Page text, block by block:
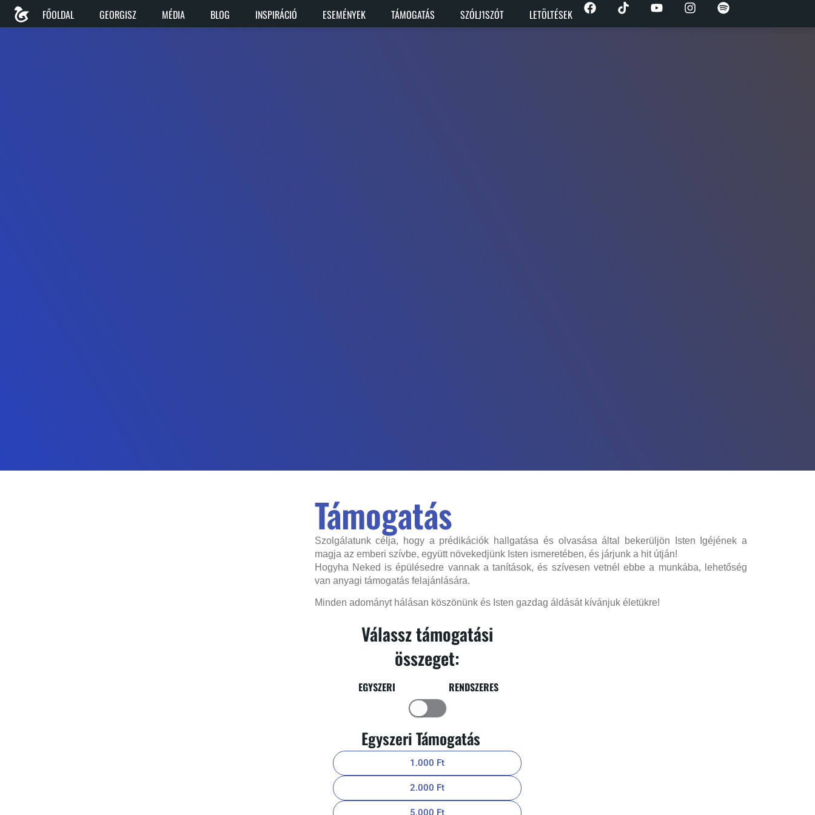
FŐOLDAL GEORGISZ MÉDIA BLOG INSPIRÁCIÓ ESEMÉNYEK TÁMOGATÁS SZÓLJ1SZÓT LETÖLTÉSEK
Támogatás
Szolgálatunk célja, hogy a prédikációk hallgatása és olvasása által bekerüljön Isten Igéjének a
magja az emberi szívbe, együtt növekedjünk Isten ismeretében, és járjunk a hit útján!
Hogyha Neked is épülésedre vannak a tanítások, és szívesen vetnél ebbe a munkába, lehetőség
van anyagi támogatás felajánlására.
Minden adományt hálásan köszönünk és Isten gazdag áldását kívánjuk életükre!
Válassz támogatási
összeget:
EGYSZERI RENDSZERES
Egyszeri Támogatás
1.000 Ft
2.000 Ft
5.000 Ft